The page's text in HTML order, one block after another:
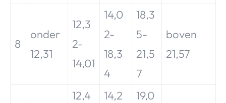
8
onder
12,31
12,3
2-
14,01
14,0
2-
18,3
4
18,3
5-
21,5
7
boven
21,57
12,4
14,2
19,0